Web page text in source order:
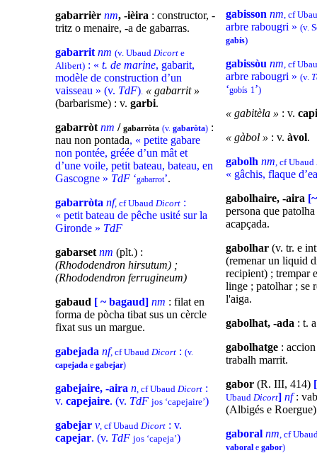
gabarrièr nm, -ièira : constructor, -
tritz o menaire, -a de gabarras.
gabarrit nm (v. Ubaud Dicort e
Alibert) : « t. de marine, gabarit,
modèle de construction d’un
vaisseau » (v. TdF). « gabarrit »
(barbarisme) : v. garbi.
gabarròt nm / gabarròta (v. gabaròta) :
nau non pontada, « petite gabare
non pontée, gréée d’un mât et
d’une voile, petit bateau, bateau, en
Gascogne » TdF ‘gabarrot’.
gabarròta nf, cf Ubaud Dicort :
« petit bateau de pêche usité sur la
Gironde » TdF
gabarset nm (plt.) :
(Rhododendron hirsutum) ;
(Rhododendron ferrugineum)
gabaud [ ~ bagaud] nm : filat en
forma de pòcha tibat sus un cèrcle
fixat sus un margue.
gabejada nf, cf Ubaud Dicort : (v.
capejada e gabejar)
gabejaire, -aira n, cf Ubaud Dicort :
v. capejaire. (v. TdF jos ‘capejaire’)
gabejar v, cf Ubaud Dicort : v.
capejar. (v. TdF jos ‘capeja’)
gabisson nm, cf
arbre rabougri » (v.
gabís)
gabissòu nm, cf
arbre rabougri » (v.
‘gobís 1’)
« gabitèla » : v.
« gàbol » : v. àvol.
gabolh nm, cf Ubaud
« gâchis, flaque
gabolhaire, -aira
persona que
acapçada.
gabolhar (v. tr. e
(remenar un liquid
recipient) ; trempar
linge ; patolhar ; se
l'aiga.
gabolhat, -ada : t.
gabolhatge :
trabalh marrit.
gabor (R. III, 414) [
Ubaud Dicort] nf:
(Albigés e Roergue)
gaboral nm, cf
vaboral e gabor)